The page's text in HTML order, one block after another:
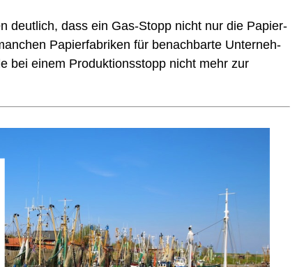
deut­lich, dass ein Gas-Stopp nicht nur die Papier­
Papier­fa­bri­ken für benach­bar­te Unter­neh­
bei einem Pro­duk­ti­ons­stopp nicht mehr zur